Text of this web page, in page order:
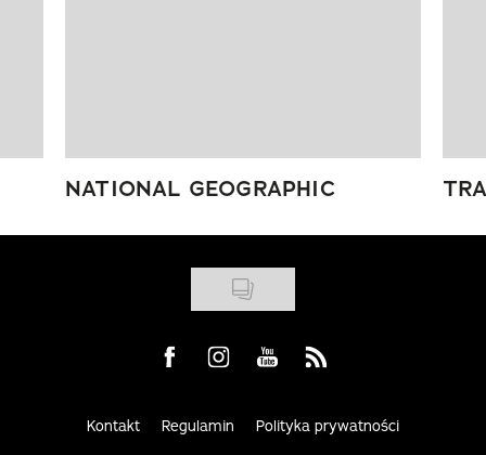
NATIONAL GEOGRAPHIC
Visit us on Facebook
Visit us on Instagram
Visit us on Youtube
Visit us on Rss
Kontakt Regulamin Polityka prywatności